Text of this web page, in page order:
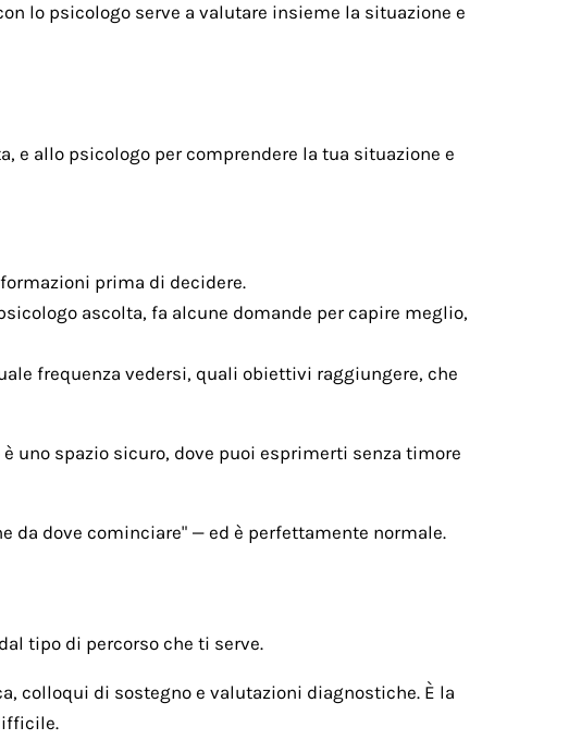
lo psicologo serve a valutare insieme la situazione e
e allo psicologo per comprendere la tua situazione e
prima di decidere.
ascolta, fa alcune domande per capire meglio,
frequenza vedersi, quali obiettivi raggiungere, che
uno spazio sicuro, dove puoi esprimerti senza timore
da dove cominciare" — ed è perfettamente normale.
tipo di percorso che ti serve.
colloqui di sostegno e valutazioni diagnostiche. È la